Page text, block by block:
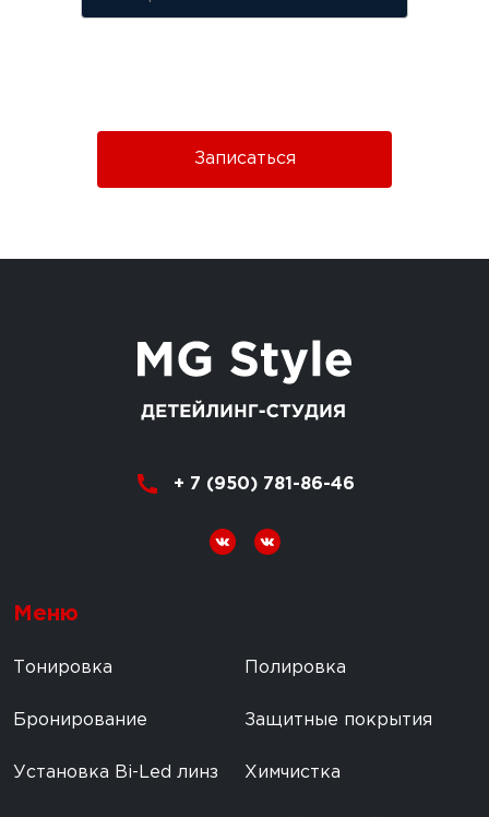
Записаться
+ 7 (950) 781-86-46
Меню
Тонировка Полировка
Бронирование Защитные покрытия
Установка Bi-Led линз Химчистка